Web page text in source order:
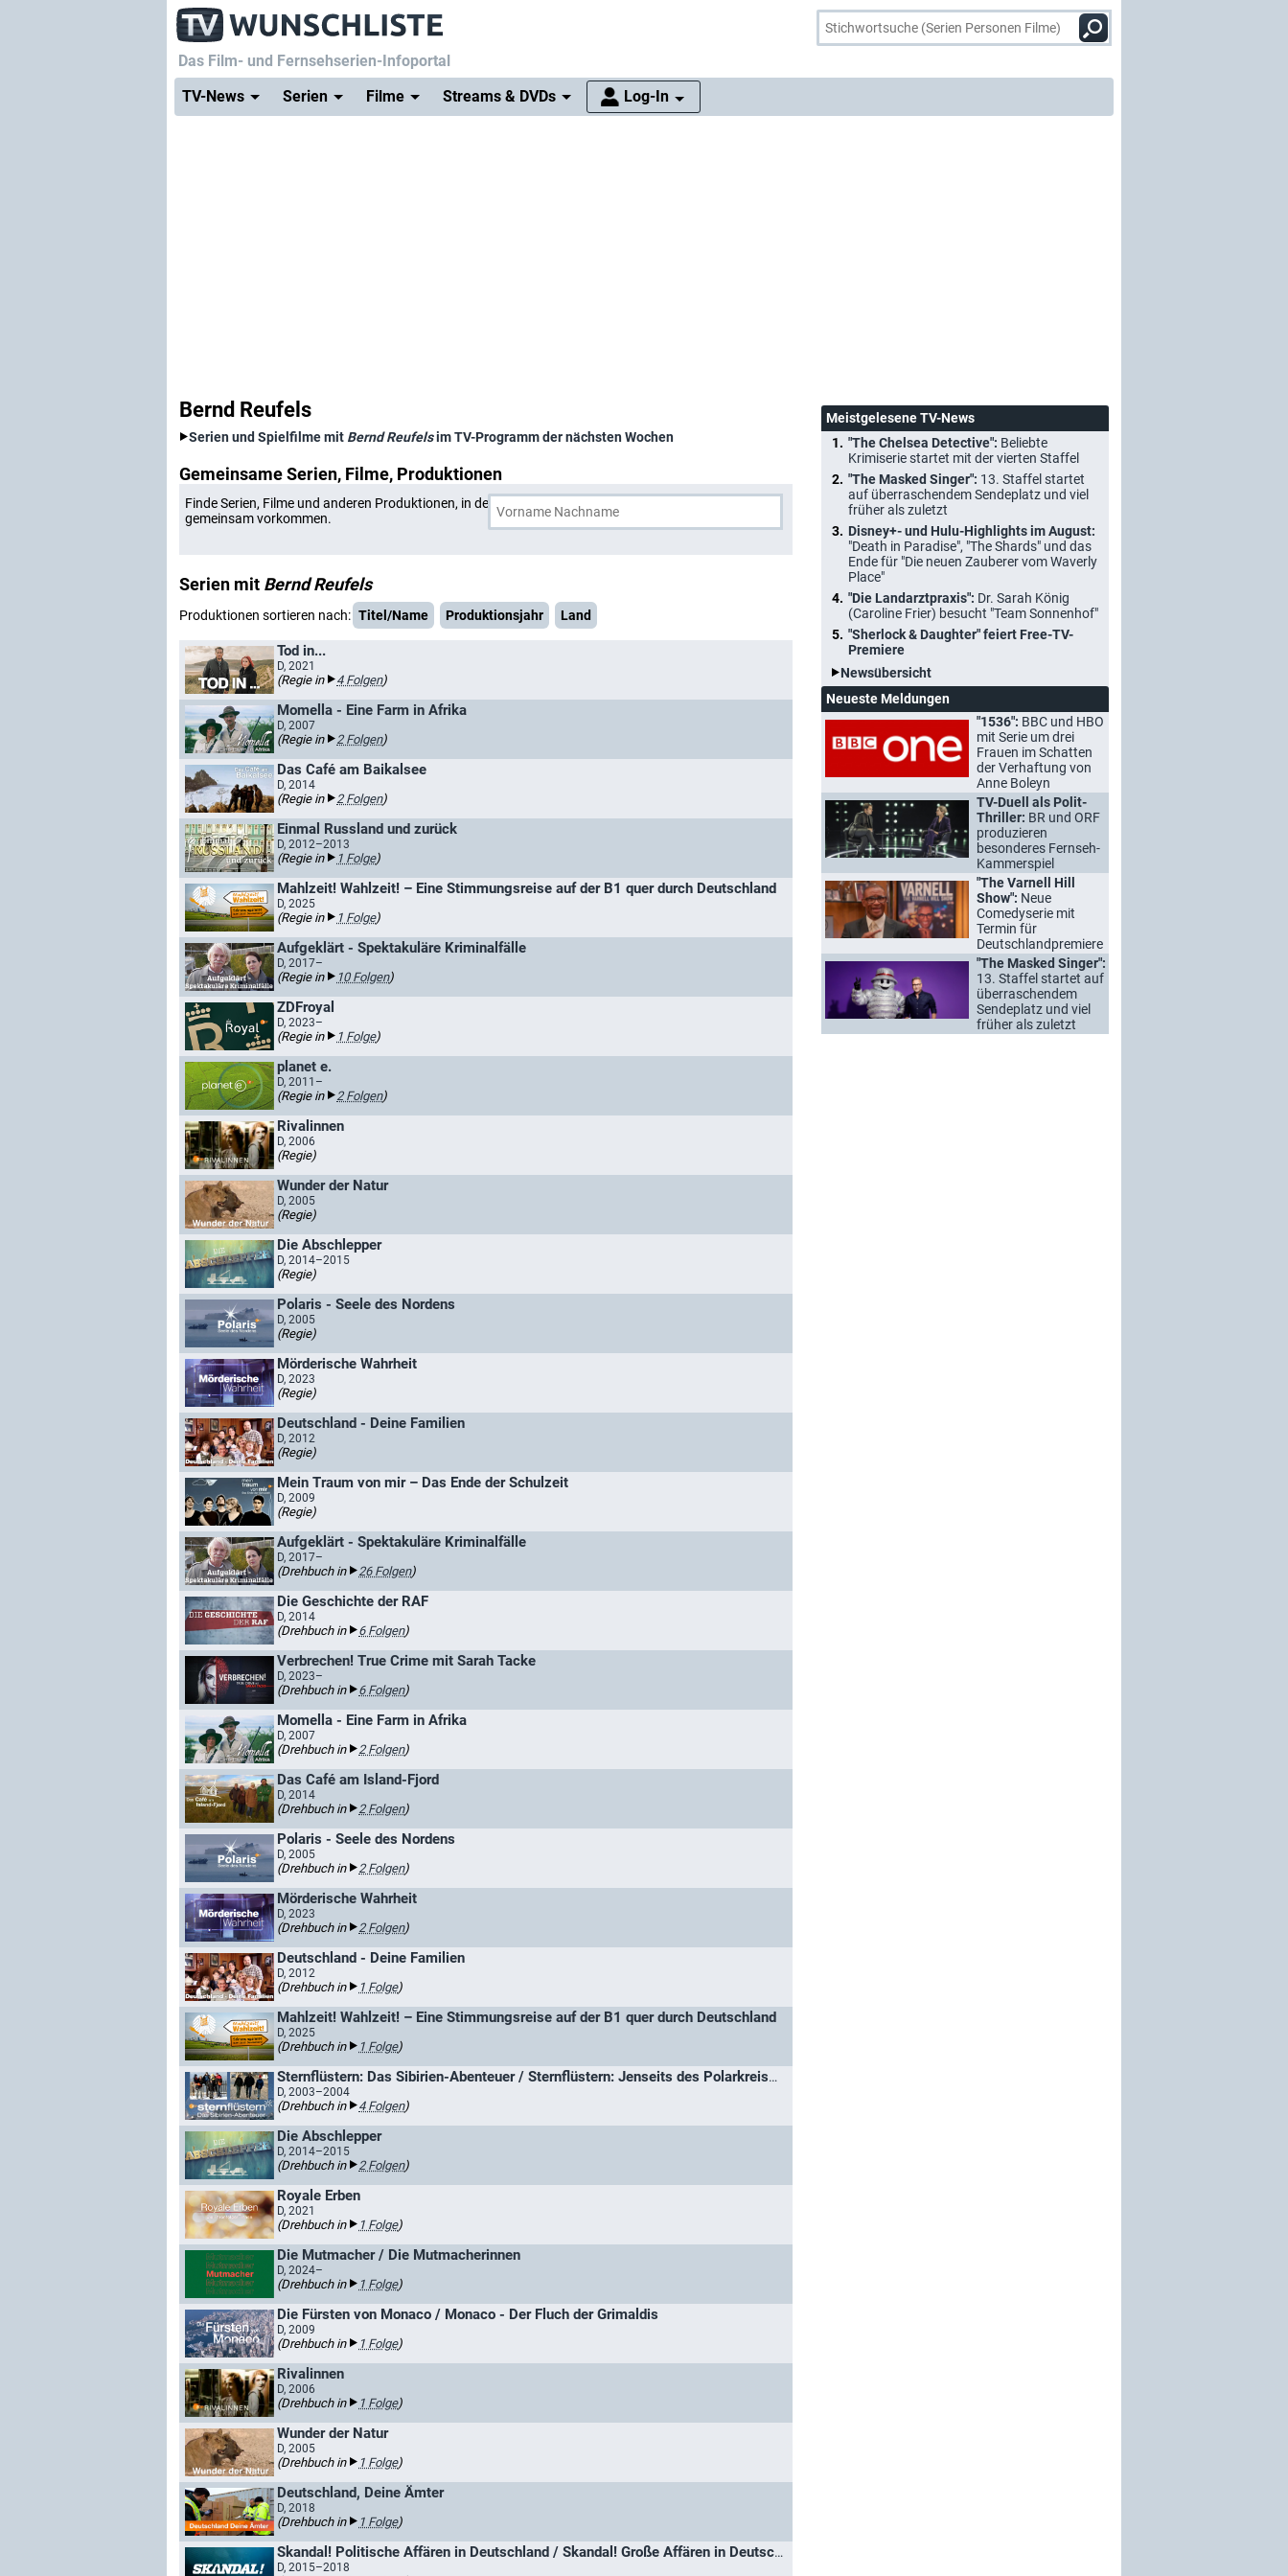
Das Film- und Fernsehserien-Infoportal
TV-News
Serien Filme Streams & DVDs Log-In
Bernd Reufels
Serien und Spielfilme mit Bernd Reufelsim TV-Programm der nächsten Wochen
Gemeinsame Serien, Filme, Produktionen
Finde Serien, Filme und anderen Produktionen, in denen Bernd Reufels
gemeinsam vorkommen.
Serien mit Bernd Reufels
Produktionen sortieren nach: Titel/Name Produktionsjahr Land
Tod in...
D, 2021
(Regie in 4 Folgen)
Momella - Eine Farm in Afrika
D, 2007
(Regie in 2 Folgen)
Das Café am Baikalsee
D, 2014
(Regie in 2 Folgen)
Einmal Russland und zurück
D, 2012–2013
(Regie in 1 Folge)
Mahlzeit! Wahlzeit! – Eine Stimmungsreise auf der B1 quer durch Deutschland
D, 2025
(Regie in 1 Folge)
Aufgeklärt - Spektakuläre Kriminalfälle
D, 2017–
(Regie in 10 Folgen)
ZDFroyal
D, 2023–
(Regie in 1 Folge)
planet e.
D, 2011–
(Regie in 2 Folgen)
Rivalinnen
D, 2006
(Regie)
Wunder der Natur
D, 2005
(Regie)
Die Abschlepper
D, 2014–2015
(Regie)
Polaris - Seele des Nordens
D, 2005
(Regie)
Mörderische Wahrheit
D, 2023
(Regie)
Deutschland - Deine Familien
D, 2012
(Regie)
Mein Traum von mir – Das Ende der Schulzeit
D, 2009
(Regie)
Aufgeklärt - Spektakuläre Kriminalfälle
D, 2017–
(Drehbuch in 26 Folgen)
Die Geschichte der RAF
D, 2014
(Drehbuch in 6 Folgen)
Verbrechen! True Crime mit Sarah Tacke
D, 2023–
(Drehbuch in 6 Folgen)
Momella - Eine Farm in Afrika
D, 2007
(Drehbuch in 2 Folgen)
Das Café am Island-Fjord
D, 2014
(Drehbuch in 2 Folgen)
Polaris - Seele des Nordens
D, 2005
(Drehbuch in 2 Folgen)
Mörderische Wahrheit
D, 2023
(Drehbuch in 2 Folgen)
Deutschland - Deine Familien
D, 2012
(Drehbuch in 1 Folge)
Mahlzeit! Wahlzeit! – Eine Stimmungsreise auf der B1 quer durch Deutschland
D, 2025
(Drehbuch in 1 Folge)
Sternflüstern: Das Sibirien-Abenteuer / Sternflüstern: Jenseits des Polarkreises
D, 2003–2004
(Drehbuch in 4 Folgen)
Die Abschlepper
D, 2014–2015
(Drehbuch in 2 Folgen)
Royale Erben
D, 2021
(Drehbuch in 1 Folge)
Die Mutmacher / Die Mutmacherinnen
D, 2024–
(Drehbuch in 1 Folge)
Die Fürsten von Monaco / Monaco - Der Fluch der Grimaldis
D, 2009
(Drehbuch in 1 Folge)
Rivalinnen
D, 2006
(Drehbuch in 1 Folge)
Wunder der Natur
D, 2005
(Drehbuch in 1 Folge)
Deutschland, Deine Ämter
D, 2018
(Drehbuch in 1 Folge)
Skandal! Politische Affären in Deutschland / Skandal! Große Affären in Deutschland
D, 2015–2018
Meistgelesene TV-News
"The Chelsea Detective": Beliebte
Krimiserie startet mit der vierten Staffel
"The Masked Singer": 13. Staffel startet
auf überraschendem Sendeplatz und viel
früher als zuletzt
Disney+- und Hulu-Highlights im August:
"Death in Paradise", "The Shards" und das
Ende für "Die neuen Zauberer vom Waverly
Place"
"Die Landarztpraxis": Dr. Sarah König
(Caroline Frier) besucht "Team Sonnenhof"
"Sherlock & Daughter" feiert Free-TV-
Premiere
Newsübersicht
Neueste Meldungen
"1536": BBC und HBO
mit Serie um drei
Frauen im Schatten
der Verhaftung von
Anne Boleyn
TV-Duell als Polit-
Thriller: BR und ORF
produzieren
besonderes Fernseh-
Kammerspiel
"The Varnell Hill
Show": Neue
Comedyserie mit
Termin für
Deutschlandpremiere
"The Masked Singer":
13. Staffel startet auf
überraschendem
Sendeplatz und viel
früher als zuletzt